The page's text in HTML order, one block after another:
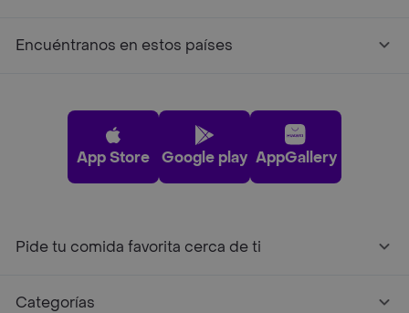
Encuéntranos en estos países
App Store Google play AppGallery
Pide tu comida favorita cerca de ti
Categorías